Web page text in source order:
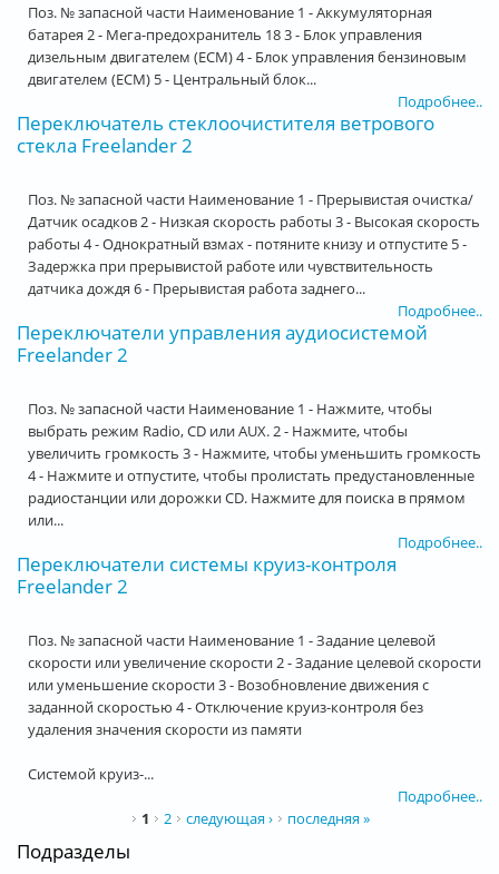
Поз. № запасной части Наименование 1 - Аккумуляторная
батарея 2 - Мега-предохранитель 18 3 - Блок управления
дизельным двигателем (ECM) 4 - Блок управления бензиновым
двигателем (ECM) 5 - Центральный блок...
Подробнее..
Переключатель стеклоочистителя ветрового
стекла Freelander 2
Поз. № запасной части Наименование 1 - Прерывистая очистка/
Датчик осадков 2 - Низкая скорость работы 3 - Высокая скорость
работы 4 - Однократный взмах - потяните книзу и отпустите 5 -
Задержка при прерывистой работе или чувствительность
датчика дождя 6 - Прерывистая работа заднего...
Подробнее..
Переключатели управления аудиосистемой
Freelander 2
Поз. № запасной части Наименование 1 - Нажмите, чтобы
выбрать режим Radio, CD или AUX. 2 - Нажмите, чтобы
увеличить громкость 3 - Нажмите, чтобы уменьшить громкость
4 - Нажмите и отпустите, чтобы пролистать предустановленные
радиостанции или дорожки CD. Нажмите для поиска в прямом
или...
Подробнее..
Переключатели системы круиз-контроля
Freelander 2
Поз. № запасной части Наименование 1 - Задание целевой
скорости или увеличение скорости 2 - Задание целевой скорости
или уменьшение скорости 3 - Возобновление движения с
заданной скоростью 4 - Отключение круиз-контроля без
удаления значения скорости из памяти
Системой круиз-...
Подробнее..
1 2 следующая › последняя »
Подразделы